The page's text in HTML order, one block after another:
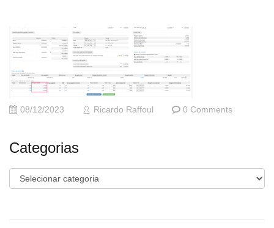
08/12/2023 Ricardo Raffoul 0 Comments
Categorias
Categorias